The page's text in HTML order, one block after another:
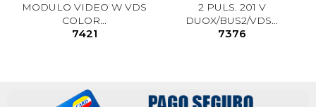
MODULO VIDEO W VDS
COLOR...
7421
2 PULS. 201 V
DUOX/BUS2/VDS...
7376